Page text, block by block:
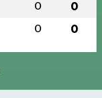
0 0
0 0